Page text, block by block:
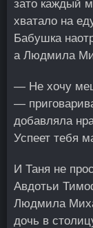
зато каждый
хватало на
Бабушка
а Людмила
— Не хочу
—
добавляла
Успеет тебя
И Таня не
Авдотьи
Людмила
дочь в